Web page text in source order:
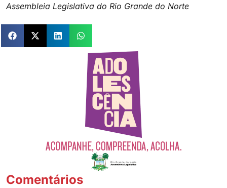
Assembleia Legislativa do Rio Grande do Norte
Comentários